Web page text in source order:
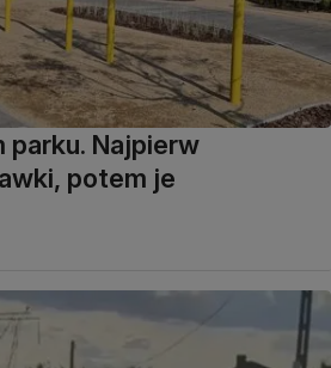
parku. Najpierw
potem je